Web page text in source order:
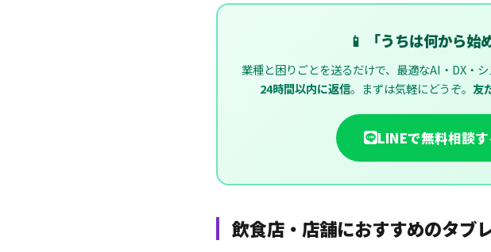
📱 「うちは何から
業種と困りごとを送るだけで、最適なAI・DX・
24時間以内に返信。まずは気軽にどうぞ。 友
LINEで無料相談す
飲食店・店舗におすすめのタブ